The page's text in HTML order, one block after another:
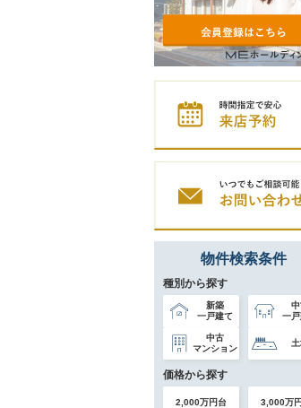
物件検索条件
種別から探す
新築
一戸建て
一
中古
マンション
価格から探す
2,000万円台 3,000万